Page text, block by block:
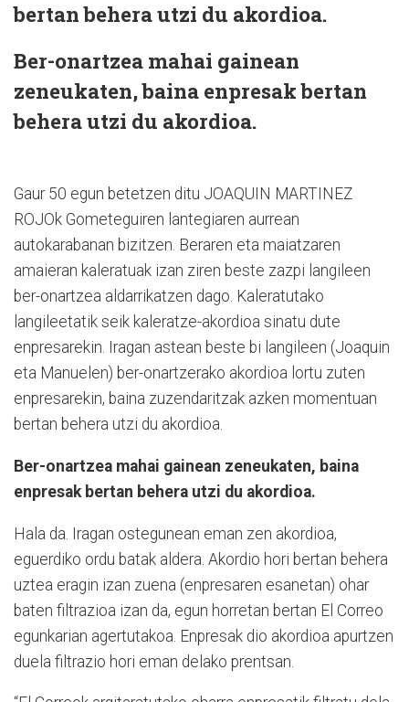
bertan behera utzi du akordioa.
Ber-onartzea mahai gainean
zeneukaten, baina enpresak bertan
behera utzi du akordioa.
Gaur 50 egun betetzen ditu JOAQUIN MARTINEZ
ROJOk Gometeguiren lantegiaren aurrean
autokarabanan bizitzen. Beraren eta maiatzaren
amaieran kaleratuak izan ziren beste zazpi langileen
ber-onartzea aldarrikatzen dago. Kaleratutako
langileetatik seik kaleratze-akordioa sinatu dute
enpresarekin. Iragan astean beste bi langileen (Joaquin
eta Manuelen) ber-onartzerako akordioa lortu zuten
enpresarekin, baina zuzendaritzak azken momentuan
bertan behera utzi du akordioa.
Ber-onartzea mahai gainean zeneukaten, baina
enpresak bertan behera utzi du akordioa.
Hala da. Iragan ostegunean eman zen akordioa,
eguerdiko ordu batak aldera. Akordio hori bertan behera
uztea eragin izan zuena (enpresaren esanetan) ohar
baten filtrazioa izan da, egun horretan bertan El Correo
egunkarian agertutakoa. Enpresak dio akordioa apurtzen
duela filtrazio hori eman delako prentsan.